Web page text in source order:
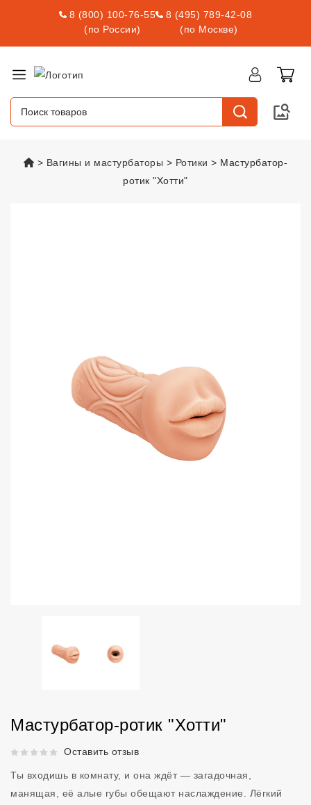
8 (800) 100-76-55
(по России)
8 (495) 789-42-08
(по Москве)
vsexshop.ru
Вагины и мастурбаторы Ротики
Мастурбатор-
ротик "Хотти"
Мастурбатор-ротик "Хотти"
Рейтинг 5 из 5.Оставить отзыв
Ты входишь в комнату, и она ждёт — загадочная,
манящая, её алые губы обещают наслаждение. Лёгкий